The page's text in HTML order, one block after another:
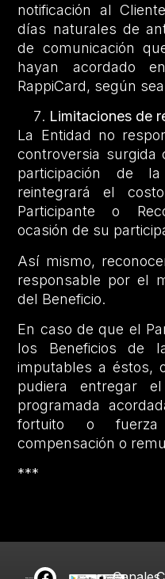
notificación al
días naturales de
de comunicación
hayan acordado
RappiCard, según
Limitaciones de
La Entidad no
controversia surgida
participación de
reintegrará el
Participante o
ocasión de su
Así mismo,
responsable por el
del Beneficio.
En caso de que el
los Beneficios de
imputables a éstos,
pudiera entregar
programada
fortuito o
compensación o
***